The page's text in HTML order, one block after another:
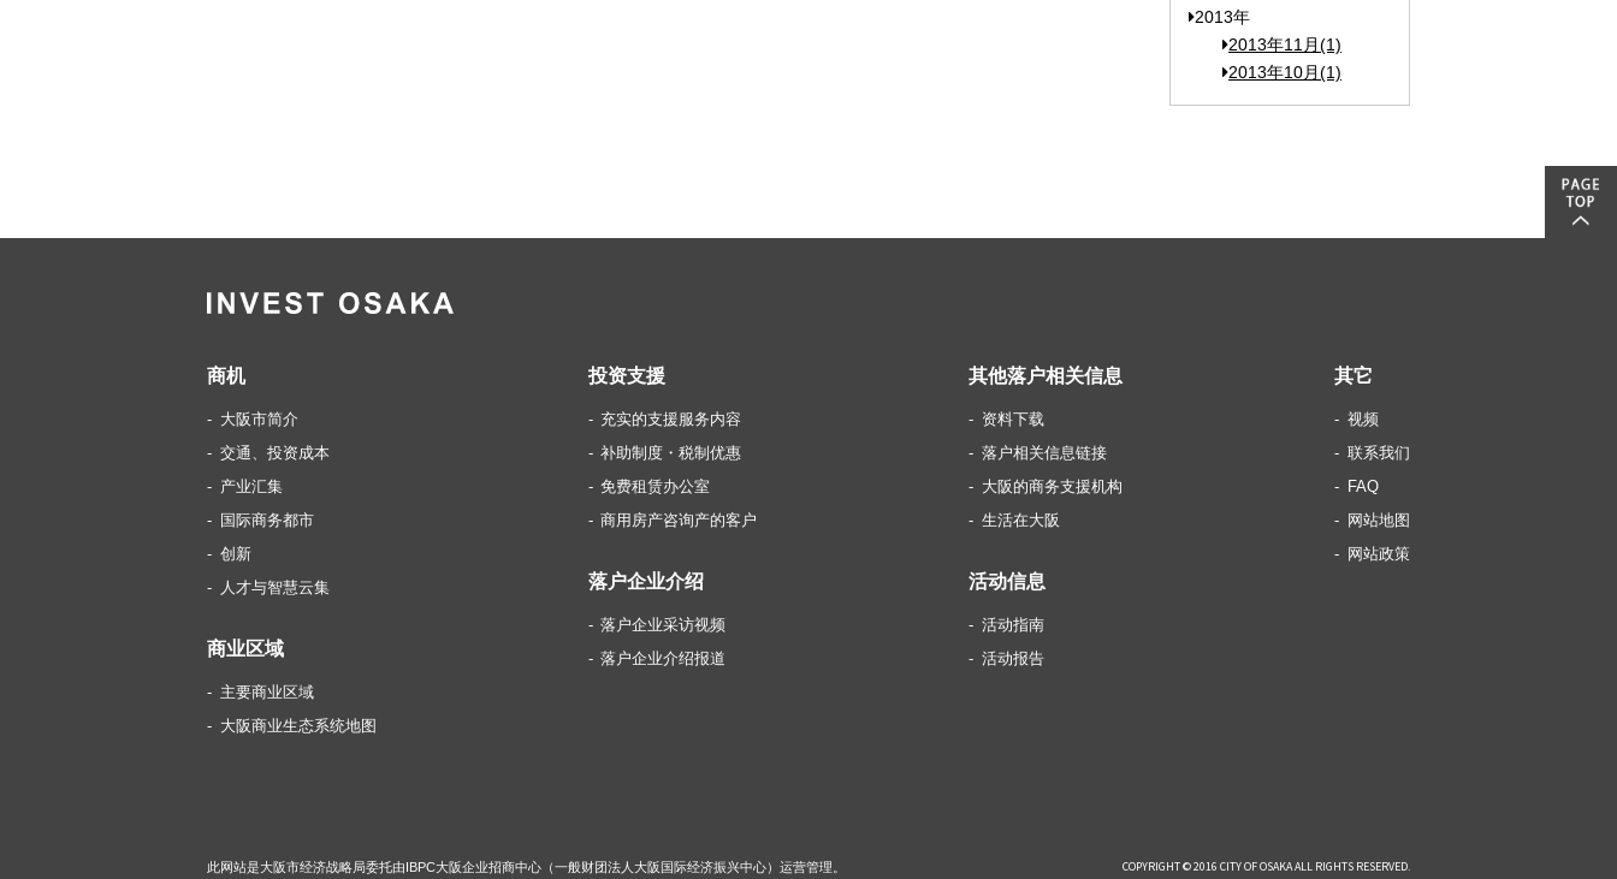
2013年
2013年11月(1)
2013年10月(1)
商机
大阪市简介
交通、投资成本
产业汇集
国际商务都市
创新
人才与智慧云集
商业区域
主要商业区域
大阪商业生态系统地图
投资支援
充实的支援服务内容
补助制度・税制优惠
免费租赁办公室
商用房产咨询产的客户
落户企业介绍
落户企业采访视频
落户企业介绍报道
其他落户相关信息
资料下载
落户相关信息链接
大阪的商务支援机构
生活在大阪
活动信息
活动指南
活动报告
其它
视频
联系我们
FAQ
网站地图
网站政策
此网站是大阪市经济战略局委托由IBPC大阪企业招商中心（一般财团法人大阪国际经济振兴中心）运营管理。 COPYRIGHT © 2016 CITY OF OSAKA ALL RIGHTS RESERVED.